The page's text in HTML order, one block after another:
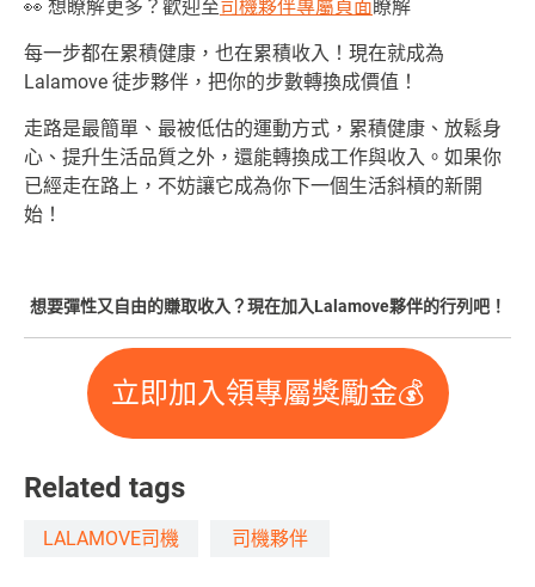
👀 想瞭解更多？歡迎至司機夥伴專屬頁面瞭解
每一步都在累積健康，也在累積收入！現在就成為
Lalamove 徒步夥伴，把你的步數轉換成價值！
走路是最簡單、最被低估的運動方式，累積健康、放鬆身
心、提升生活品質之外，還能轉換成工作與收入。如果你
已經走在路上，不妨讓它成為你下一個生活斜槓的新開
始！
想要彈性又自由的賺取收入？現在加入Lalamove夥伴的行列吧！
立即加入領專屬獎勵金💰
Related tags
LALAMOVE司機 司機夥伴